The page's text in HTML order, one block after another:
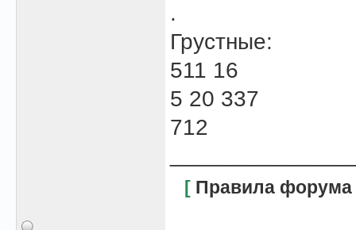
.
Грустные:
511 16
5 20 337
712
[ Правила форума